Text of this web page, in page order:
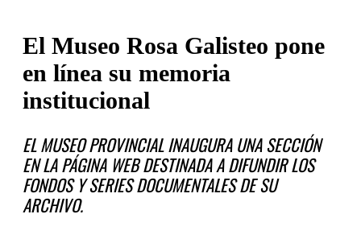
El Museo Rosa Galisteo pone
en línea su memoria
institucional
EL MUSEO PROVINCIAL INAUGURA UNA SECCIÓN
EN LA PÁGINA WEB DESTINADA A DIFUNDIR LOS
FONDOS Y SERIES DOCUMENTALES DE SU
ARCHIVO.